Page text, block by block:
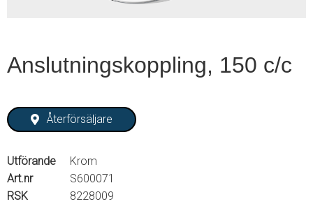
Anslutningskoppling, 150 c/c
Återförsäljare
Utförande
Krom
Art.nr
S600071
RSK
8228009